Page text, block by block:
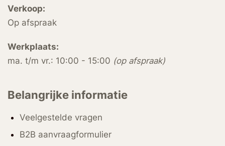
Verkoop:
Op afspraak
Werkplaats:
ma. t/m vr.: 10:00 - 15:00 (op afspraak)
Belangrijke informatie
Veelgestelde vragen
B2B aanvraagformulier